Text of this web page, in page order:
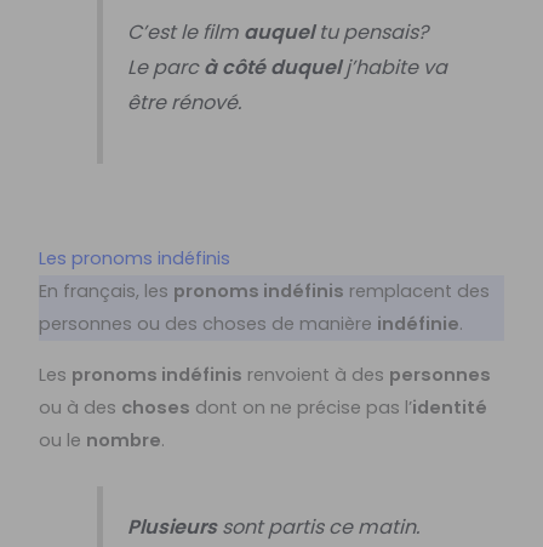
C’est le film auqueltu pensais?
Le parcà côté duquelj’habite va
être rénové.
Les pronoms indéfinis
En français, les pronoms indéfinis remplacent des
personnes ou des choses de manière indéfinie.
Les pronoms indéfinis renvoient à des personnes
ou à des choses dont on ne précise pas l’identité
ou le nombre.
Plusieurssont partis ce matin.